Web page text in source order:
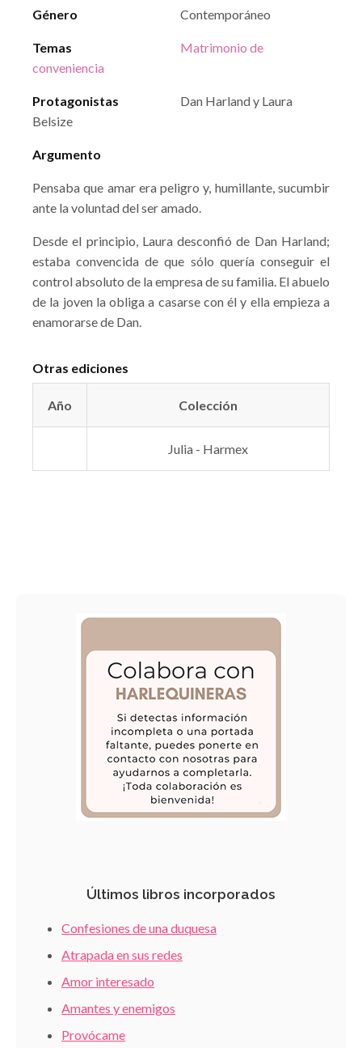
Género Contemporáneo
Temas
Matrimonio de
conveniencia
Protagonistas
Dan Harland y Laura
Belsize
Argumento
Pensaba que amar era peligro y, humillante, sucumbir
ante la voluntad del ser amado.
Desde el principio, Laura desconfió de Dan Harland;
estaba convencida de que sólo quería conseguir el
control absoluto de la empresa de su familia. El abuelo
de la joven la obliga a casarse con él y ella empieza a
enamorarse de Dan.
Otras ediciones
Año Colección
Julia - Harmex
Últimos libros incorporados
Confesiones de una duquesa
Atrapada en sus redes
Amor interesado
Amantes y enemigos
Provócame